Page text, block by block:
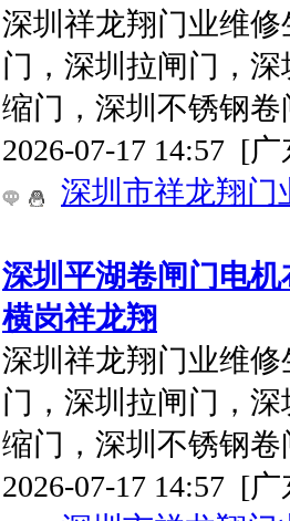
深圳祥龙翔门业维
门，深圳拉闸门，
缩门，深圳不锈钢
2026-07-17 14:57 [广
深圳市祥龙翔门
深圳平湖卷闸门电
横岗祥龙翔
深圳祥龙翔门业维
门，深圳拉闸门，
缩门，深圳不锈钢
2026-07-17 14:57 [广